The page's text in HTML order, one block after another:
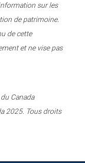
sur les
de patrimoine.
de cette
et ne vise pas
Canada
2025. Tous droits